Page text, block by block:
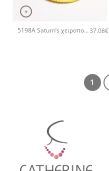
+
5198A Saturn’s χειροποίητο κολιέ Catherine bijoux Χρυσό37.08€
1